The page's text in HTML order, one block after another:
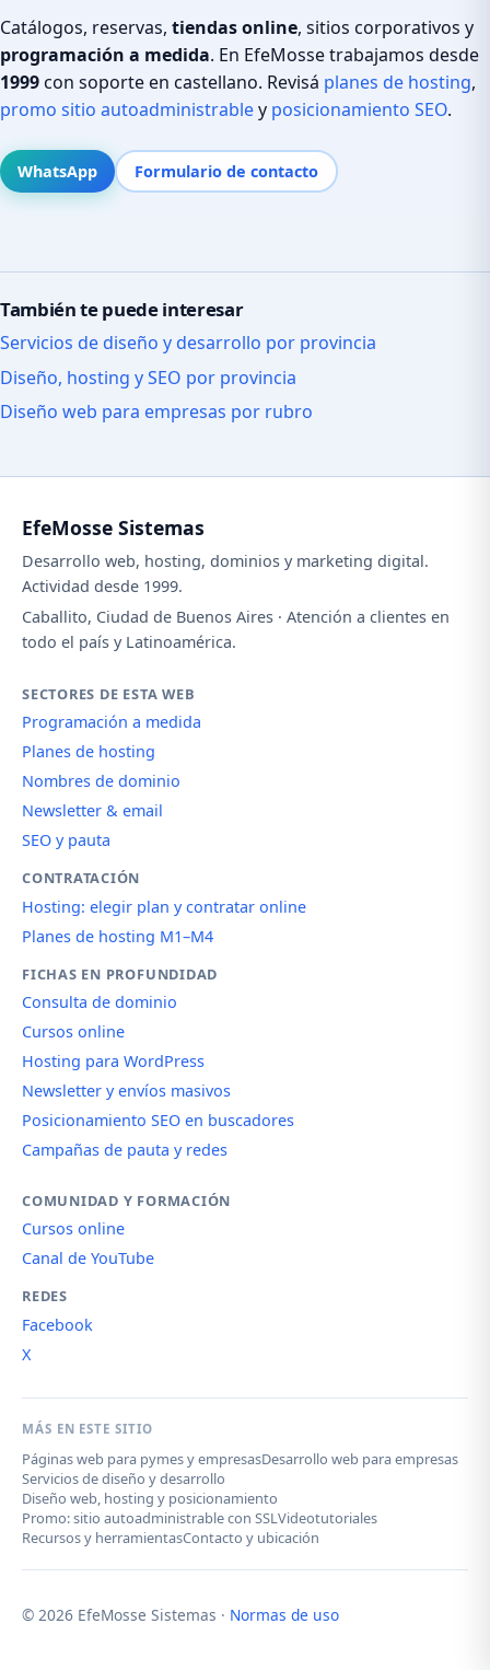
Catálogos, reservas, tiendas online, sitios corporativos y
programación a medida. En EfeMosse trabajamos desde
1999con soporte en castellano. Revisá planes de hosting,
promo sitio autoadministrabley posicionamiento SEO.
WhatsApp Formulario de contacto
También te puede interesar
Servicios de diseño y desarrollo por provincia
Diseño, hosting y SEO por provincia
Diseño web para empresas por rubro
EfeMosse Sistemas
Desarrollo web, hosting, dominios y marketing digital.
Actividad desde 1999.
Caballito, Ciudad de Buenos Aires · Atención a clientes en
todo el país y Latinoamérica.
SECTORES DE ESTA WEB
Programación a medida
Planes de hosting
Nombres de dominio
Newsletter & email
SEO y pauta
CONTRATACIÓN
Hosting: elegir plan y contratar online
Planes de hosting M1–M4
FICHAS EN PROFUNDIDAD
Consulta de dominio
Cursos online
Hosting para WordPress
Newsletter y envíos masivos
Posicionamiento SEO en buscadores
Campañas de pauta y redes
COMUNIDAD Y FORMACIÓN
Cursos online
Canal de YouTube
REDES
Facebook
X
MÁS EN ESTE SITIO
Páginas web para pymes y empresasDesarrollo web para empresas
Servicios de diseño y desarrollo
Diseño web, hosting y posicionamiento
Promo: sitio autoadministrable con SSLVideotutoriales
Recursos y herramientasContacto y ubicación
© 2026 EfeMosse Sistemas · Normas de uso